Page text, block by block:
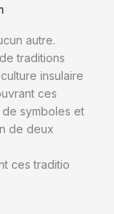
autre.
traditions
insulaire
ces
symboles et
de deux
ces traditio